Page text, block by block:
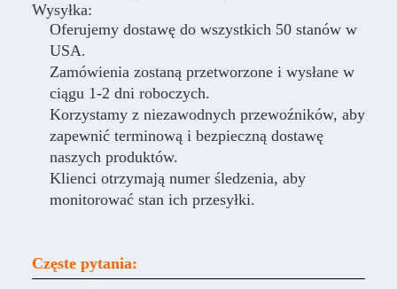
Wysyłka:
Oferujemy dostawę do wszystkich 50 stanów w
USA.
Zamówienia zostaną przetworzone i wysłane w
ciągu 1-2 dni roboczych.
Korzystamy z niezawodnych przewoźników, aby
zapewnić terminową i bezpieczną dostawę
naszych produktów.
Klienci otrzymają numer śledzenia, aby
monitorować stan ich przesyłki.
Częste pytania: